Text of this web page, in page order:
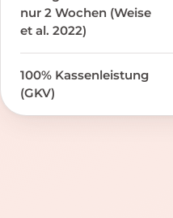
nur 2 Wochen (Weise
et al. 2022)
100% Kassenleistung
(GKV)